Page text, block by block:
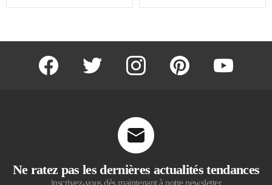
facebook twitter instagram pinterest youtube
Ne ratez pas les dernières actualités tendances